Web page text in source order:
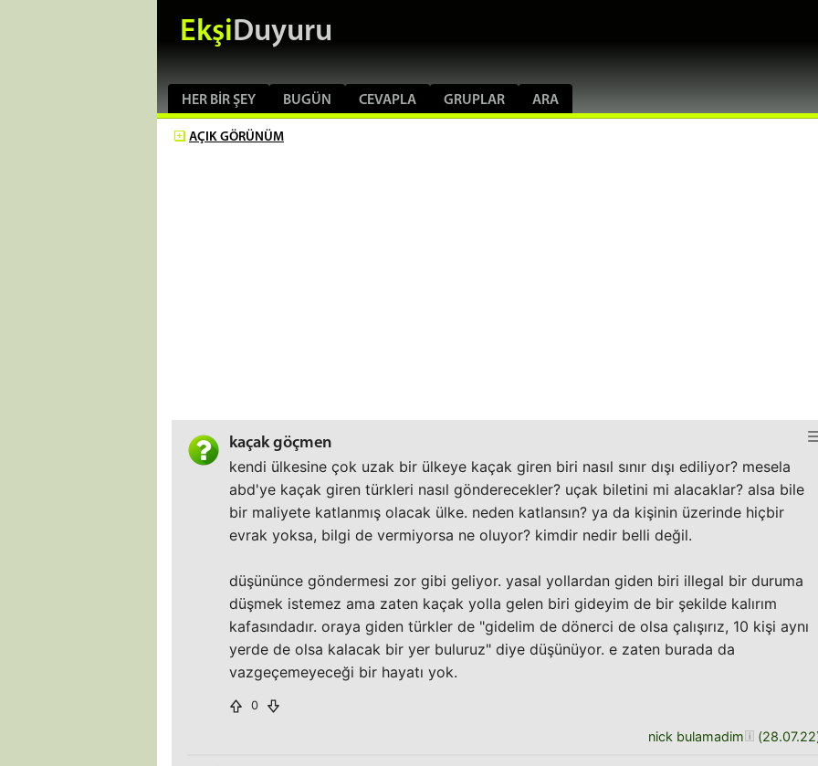
EkşiDuyuru
HER BIR ŞEY BUGÜN CEVAPLA GRUPLAR ARA
AÇIK GÖRÜNÜM
kaçak göçmen
kendi ülkesine çok uzak bir ülkeye kaçak giren biri nasıl sınır dışı ediliyor? mesela
abd'ye kaçak giren türkleri nasıl gönderecekler? uçak biletini mi alacaklar? alsa bile
bir maliyete katlanmış olacak ülke. neden katlansın? ya da kişinin üzerinde hiçbir
evrak yoksa, bilgi de vermiyorsa ne oluyor? kimdir nedir belli değil.
düşününce göndermesi zor gibi geliyor. yasal yollardan giden biri illegal bir duruma
düşmek istemez ama zaten kaçak yolla gelen biri gideyim de bir şekilde kalırım
kafasındadır. oraya giden türkler de "gidelim de dönerci de olsa çalışırız, 10 kişi aynı
yerde de olsa kalacak bir yer buluruz" diye düşünüyor. e zaten burada da
vazgeçemeyeceği bir hayatı yok.
0
nick bulamadim (28.07.22